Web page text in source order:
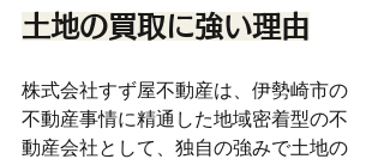
土地の買取に強い理由
株式会社すず屋不動産は、伊勢崎市の
不動産事情に精通した地域密着型の不
動産会社として、独自の強みで土地の